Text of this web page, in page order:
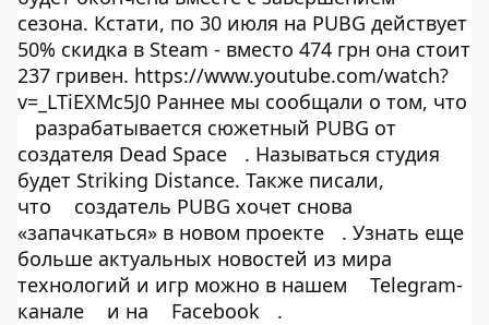
сезона. Кстати, по 30 июля на PUBG действует
50% скидка в Steam - вместо 474 грн она стоит
237 гривен. https://www.youtube.com/watch?
v=_LTiEXMc5J0 Раннее мы сообщали о том, что
разрабатывается сюжетный PUBG от
создателя Dead Space
. Называться студия
будет Striking Distance. Также писали,
что
создатель PUBG хочет снова
«запачкаться» в новом проекте
. Узнать еще
больше актуальных новостей из мира
технологий и игр можно в нашем
Telegram-
канале
и на Facebook .